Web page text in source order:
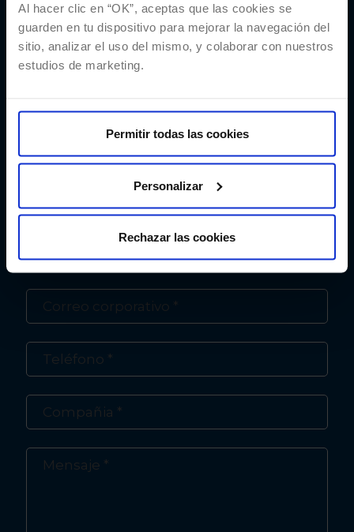
Al hacer clic en “OK”, aceptas que las cookies se
guarden en tu dispositivo para mejorar la navegación del
sitio, analizar el uso del mismo, y colaborar con nuestros
estudios de marketing.
Permitir todas las cookies
Personalizar
Rechazar las cookies
¿Quieres más
información sobre
nuestro CMS para
medios digitales?
Contacta con nuestro equipo de Xalok